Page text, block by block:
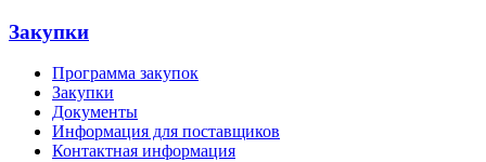
Закупки
Программа закупок
Закупки
Документы
Информация для поставщиков
Контактная информация